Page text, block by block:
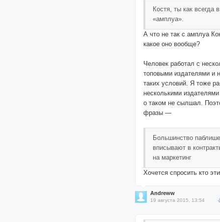
Костя, ты как всегда
«амплуа».
А что не так с амплуа
какое оно вообще?
Человек работал с
топовыми издателями и
таких условий. Я тоже
несколькими
о таком не сылшал.
фразы —
Большинство
вписывают в
на маркетинг
Хочется спросить кто
Andreww
19 августа 2015, 13:54